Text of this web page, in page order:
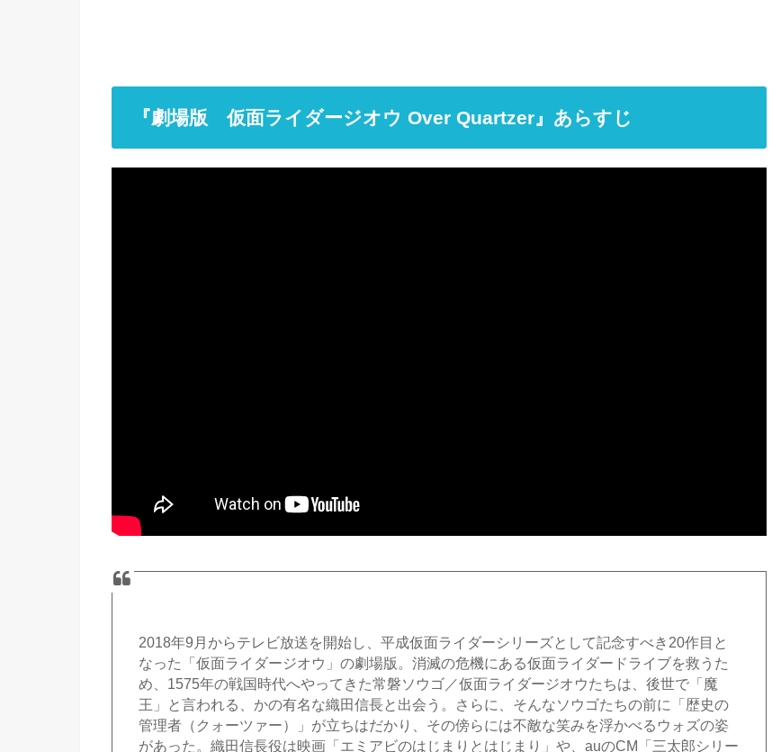
『劇場版 仮面ライダージオウ Over Quartzer』あらすじ
2018年9月からテレビ放送を開始し、平成仮面ライダーシリーズとして記念すべき20作目と
なった「仮面ライダージオウ」の劇場版。消滅の危機にある仮面ライダードライブを救うた
め、1575年の戦国時代へやってきた常磐ソウゴ／仮面ライダージオウたちは、後世で「魔
王」と言われる、かの有名な織田信長と出会う。さらに、そんなソウゴたちの前に「歴史の
管理者（クォーツァー）」が立ちはだかり、その傍らには不敵な笑みを浮かべるウォズの姿
があった。織田信長役は映画「エミアビのはじまりとはじまり」や、auのCM「三太郎シリー